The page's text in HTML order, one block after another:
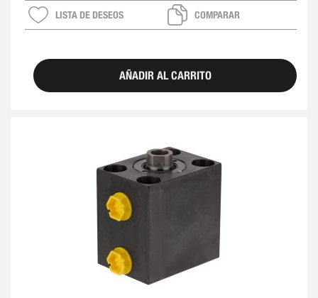
LISTA DE DESEOS COMPARAR
AÑADIR AL CARRITO